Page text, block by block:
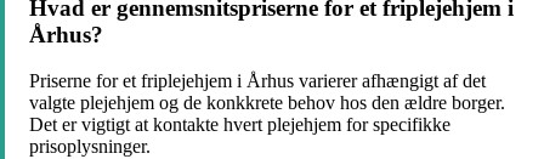
Hvad er gennemsnitspriserne for et friplejehjem i
Århus?
Priserne for et friplejehjem i Århus varierer afhængigt af det
valgte plejehjem og de konkkrete behov hos den ældre borger.
Det er vigtigt at kontakte hvert plejehjem for specifikke
prisoplysninger.